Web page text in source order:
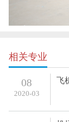
相关专业
08
2020-03
飞